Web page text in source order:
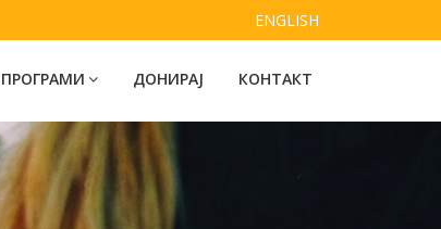
ENGLISH
ПРОГРАМИ ДОНИРАЈ КОНТАКТ